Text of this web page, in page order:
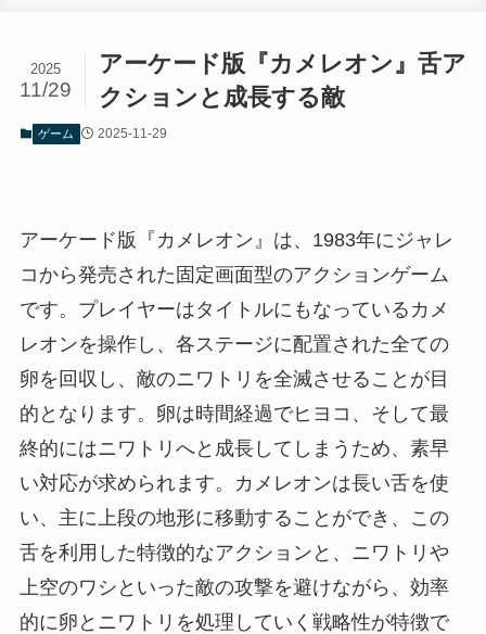
アーケード版『カメレオン』舌ア
クションと成長する敵
2025
11/29
ゲーム 2025-11-29
アーケード版『カメレオン』は、1983年にジャレ
コから発売された固定画面型のアクションゲーム
です。プレイヤーはタイトルにもなっているカメ
レオンを操作し、各ステージに配置された全ての
卵を回収し、敵のニワトリを全滅させることが目
的となります。卵は時間経過でヒヨコ、そして最
終的にはニワトリへと成長してしまうため、素早
い対応が求められます。カメレオンは長い舌を使
い、主に上段の地形に移動することができ、この
舌を利用した特徴的なアクションと、ニワトリや
上空のワシといった敵の攻撃を避けながら、効率
的に卵とニワトリを処理していく戦略性が特徴で